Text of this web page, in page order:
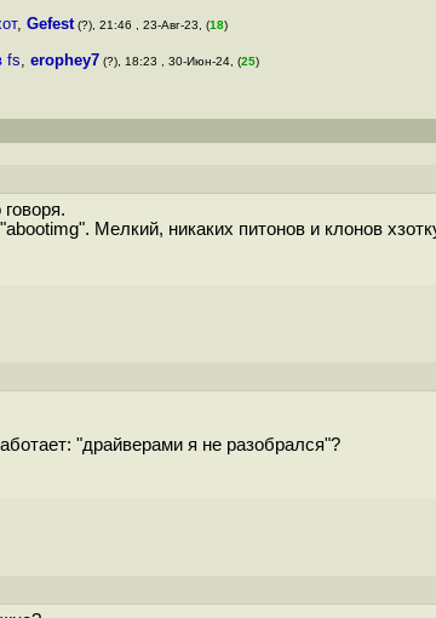
, Gefest (?), 21:46 , 23-Авг-23, (18)
fs, erophey7 (?), 18:23 , 30-Июн-24, (25)
Мелкий, никаких питонов и клонов
"драйверами я не разобрался"?